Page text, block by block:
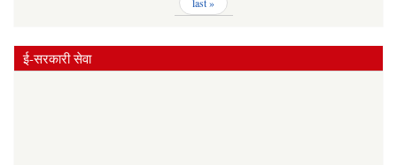
ई-सरकारी सेवा